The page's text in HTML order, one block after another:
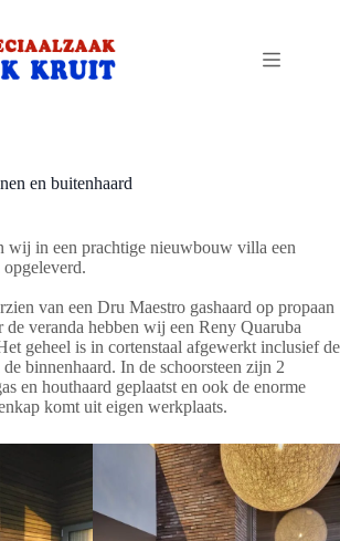
en buitenhaard
wij in een prachtige nieuwbouw villa een
van een Dru Maestro gashaard op propaan
de veranda hebben wij een Reny Quaruba
geheel is in cortenstaal afgewerkt inclusief de
binnenhaard. In de schoorsteen zijn 2
en houthaard geplaatst en ook de enorme
komt uit eigen werkplaats.